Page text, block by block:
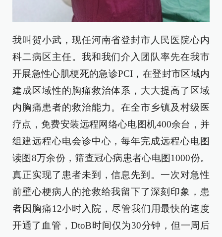
我叫贺小武，现任河南省登封市人民医院心内
科二病区主任。我和我们介入团队率先在我市
开展急性心肌梗死的急诊PCI，在登封市区域内
建成区域性的胸痛救治体系，大大提高了区域
内胸痛患者的救治能力。在全市乡镇及村级医
疗点，免费安装远程网络心电图机400余台，并
组建远程心电会诊中心，每年完成远程心电图
读图8万余份，筛查冠心病患者心电图1000份。
真正实现了患者未到，信息先到。一次对急性
前壁心梗病人的抢救给我留下了深刻印象，患
者因胸痛12小时入院，尽管我们用最快的速度
开通了血管，DtoB时间仅为30分钟，但一周后